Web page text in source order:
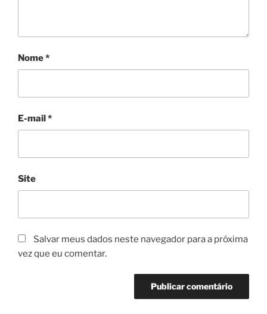
Nome*
E-mail*
Site
Salvar meus dados neste navegador para a próxima
vez que eu comentar.